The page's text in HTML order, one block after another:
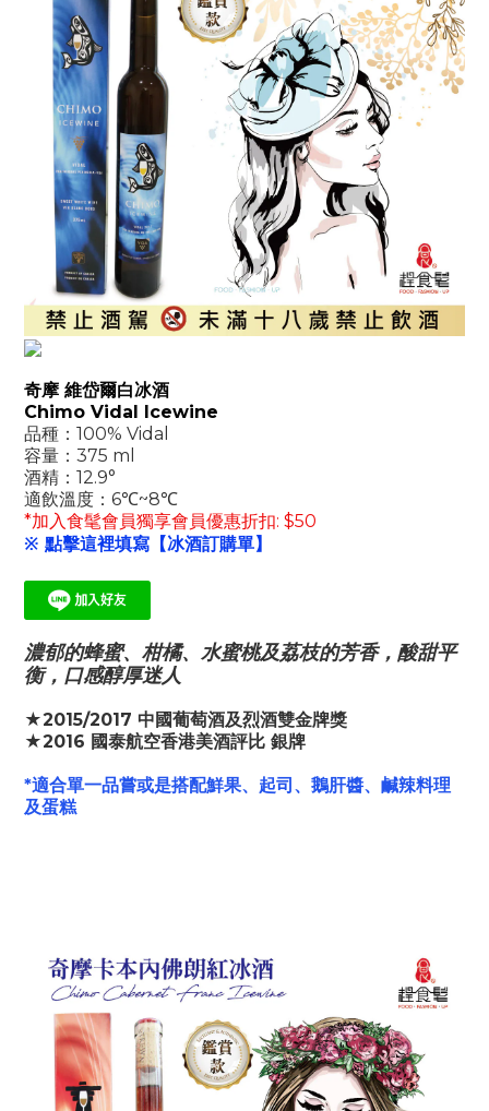
奇摩 維岱爾白冰酒
Chimo Vidal Icewine
品種：100% Vidal
容量：375 ml
酒精：12.9°
適飲溫度：6℃~8℃
*加入食髦會員獨享會員優惠折扣: $50
※ 點擊這裡填寫【冰酒訂購單】
濃郁的蜂蜜、柑橘、水蜜桃及荔枝的芳香，酸甜平
衡，口感醇厚迷人
★2015/2017 中國葡萄酒及烈酒雙金牌獎
★2016 國泰航空香港美酒評比 銀牌
*適合單一品嘗或是搭配鮮果、起司、鵝肝醬、鹹辣料理
及蛋糕